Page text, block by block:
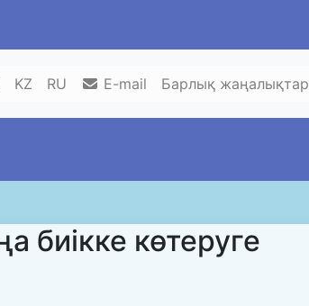
KZ RU E-mail Барлық жаңалықтар
биікке көтеруге